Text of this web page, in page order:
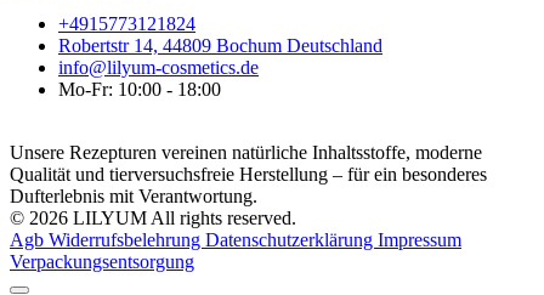
+4915773121824
Robertstr 14, 44809 Bochum Deutschland
info@lilyum-cosmetics.de
Mo-Fr: 10:00 - 18:00
Unsere Rezepturen vereinen natürliche Inhaltsstoffe, moderne
Qualität und tierversuchsfreie Herstellung – für ein besonderes
Dufterlebnis mit Verantwortung.
© 2026 LILYUM All rights reserved.
Agb Widerrufsbelehrung Datenschutzerklärung Impressum
Verpackungsentsorgung